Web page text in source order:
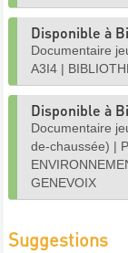
Disponible à
Documentaire
A3I4 |
Disponible à
Documentaire
de-chaussée) |
GENEVOIX
Suggestions